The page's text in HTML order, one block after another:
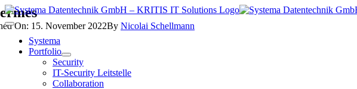
Zum
Inhalt
springen
Toggle
NavigationSystema
Portfolio
Security
IT-Security Leitstelle
Collaboration
On: 15. November 2022By Nicolai Schellmann